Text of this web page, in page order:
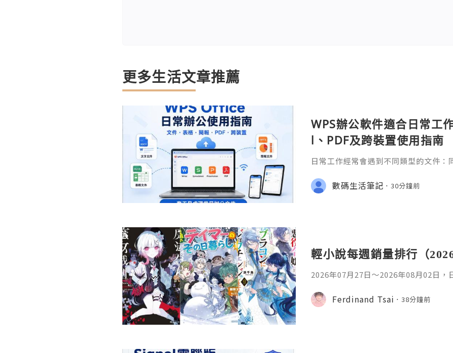
更多生活文章推薦
WPS辦公軟件適合日常工
l、PDF及跨裝置使用指南
日常工作經常會遇到不同類型的文件
PDF。 如果每種文件都要使用不同程
少人會接觸 WPS Offic
數碼生活筆記 30分鐘前
輕小說每週銷量排行（
2026年07月27日〜2026年08月02日，
首・文字插畫：すがわらおむ
年08月銷售數：10,281部2. 落後的馴
Ferdinand Tsai 38分鐘前